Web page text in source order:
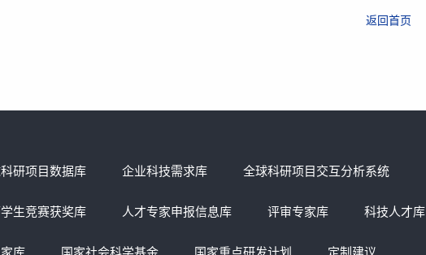
返回首页
研项目数据库 企业科技需求库 全球科研项目交互分析系统
生竞赛获奖库 人才专家申报信息库 评审专家库 科技人才库
库 国家社会科学基金 国家重点研发计划 定制建议